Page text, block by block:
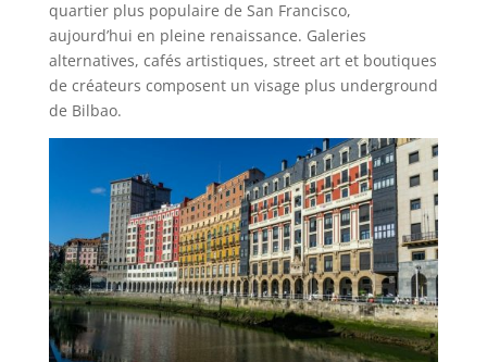
quartier plus populaire de San Francisco,
aujourd’hui en pleine renaissance. Galeries
alternatives, cafés artistiques, street art et boutiques
de créateurs composent un visage plus underground
de Bilbao.